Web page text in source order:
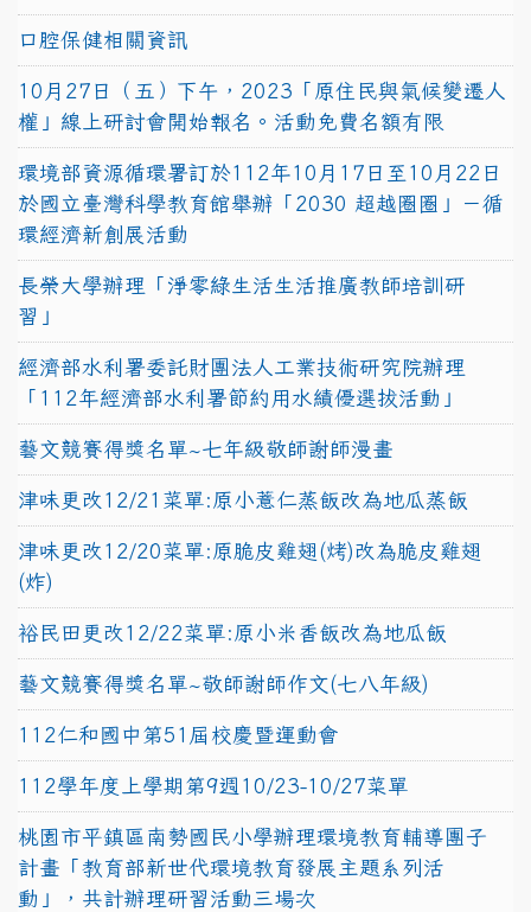
口腔保健相關資訊
10月27日（五）下午，2023「原住民與氣候變遷人
權」線上研討會開始報名。活動免費名額有限
環境部資源循環署訂於112年10月17日至10月22日
於國立臺灣科學教育館舉辦「2030 超越圈圈」－循
環經濟新創展活動
長榮大學辦理「淨零綠生活生活推廣教師培訓研
習」
經濟部水利署委託財團法人工業技術研究院辦理
「112年經濟部水利署節約用水績優選拔活動」
藝文競賽得獎名單~七年級敬師謝師漫畫
津味更改12/21菜單:原小薏仁蒸飯改為地瓜蒸飯
津味更改12/20菜單:原脆皮雞翅(烤)改為脆皮雞翅
(炸)
裕民田更改12/22菜單:原小米香飯改為地瓜飯
藝文競賽得獎名單~敬師謝師作文(七八年級)
112仁和國中第51屆校慶暨運動會
112學年度上學期第9週10/23-10/27菜單
桃園市平鎮區南勢國民小學辦理環境教育輔導團子
計畫「教育部新世代環境教育發展主題系列活
動」，共計辦理研習活動三場次